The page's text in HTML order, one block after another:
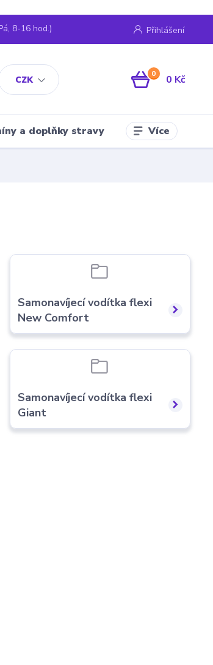
CZK
Přihlášení
8-16 hod.)
0 0 Kč
a doplňky stravy Více
Samonavíjecí vodítka flexi
New Comfort
Samonavíjecí vodítka flexi
Giant